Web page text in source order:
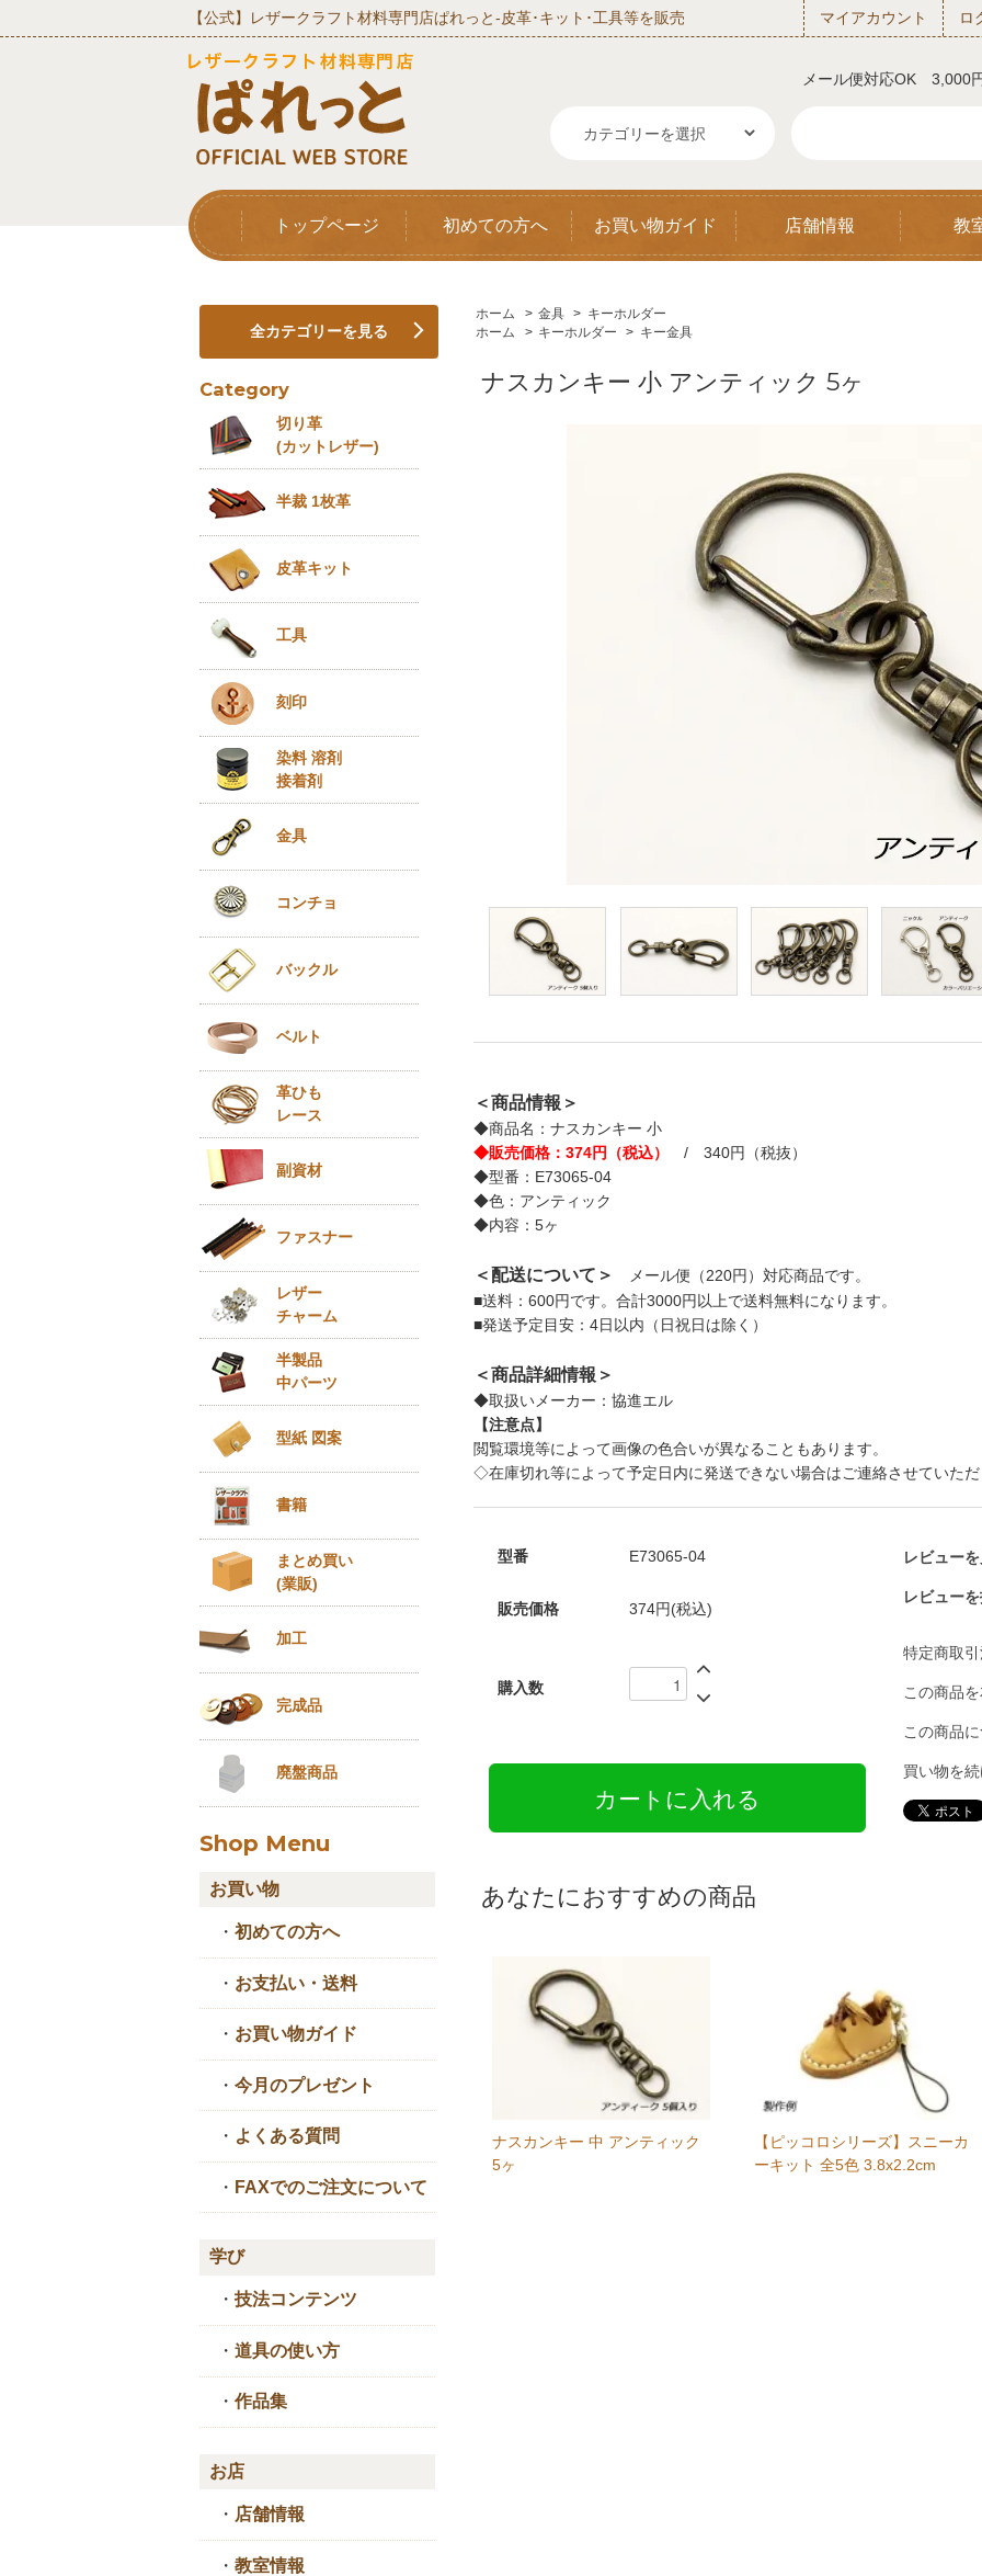
【公式】レザークラフト材料専門店ぱれっと‐皮革･キット･工具等を販売 マイアカウント ロ
メール便対応OK 3,000
トップページ 初めての方へ お買い物ガイド 店舗情報 教
ホーム > 金具 > キーホルダー
ホーム
> キーホルダー > キー金具
ナスカンキー 小 アンティック 5ヶ
＜商品情報＞
◆商品名：ナスカンキー 小
◆販売価格：374円（税込）
/ 340円（税抜）
◆型番：E73065-04
◆色：アンティック
◆内容：5ヶ
＜配送について＞
メール便（220円）対応商品です。
■送料：600円です。合計3000円以上で送料無料になります。
■発送予定目安：4日以内（日祝日は除く）
＜商品詳細情報＞
◆取扱いメーカー：協進エル
【注意点】
閲覧環境等によって画像の色合いが異なることもあります。
◇在庫切れ等によって予定日内に発送できない場合はご連絡させていた
型番 E73065-04
販売価格 374円(税込)
購入数
レビュー
レビュー
特定商取
この商品
この商品
買い物を
あなたにおすすめの商品
ナスカンキー 中 アンティック
5ヶ
【ピッコロシリーズ】スニーカ
ーキット 全5色 3.8x2.2cm
全カテゴリーを見る
Category
切り革
(カットレザー)
半裁 1枚革
皮革キット
工具
刻印
染料 溶剤
接着剤
金具
コンチョ
バックル
ベルト
革ひも
レース
副資材
ファスナー
レザー
チャーム
半製品
中パーツ
型紙 図案
書籍
まとめ買い
(業販)
加工
完成品
廃盤商品
Shop Menu
お買い物
・ 初めての方へ
・ お支払い・送料
・ お買い物ガイド
・ 今月のプレゼント
・ よくある質問
・ FAXでのご注文について
学び
・ 技法コンテンツ
・ 道具の使い方
・ 作品集
お店
・ 店舗情報
・ 教室情報